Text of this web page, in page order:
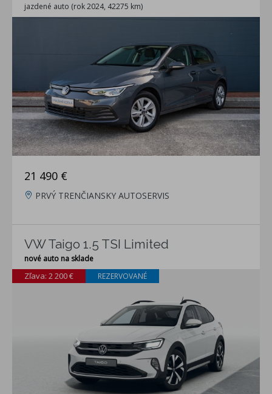
jazdené auto (rok 2024, 42275 km)
21 490 €
PRVÝ TRENČIANSKY AUTOSERVIS
VW Taigo 1.5 TSI Limited
nové auto na sklade
Zľava: 2 200 € REZERVOVANÉ